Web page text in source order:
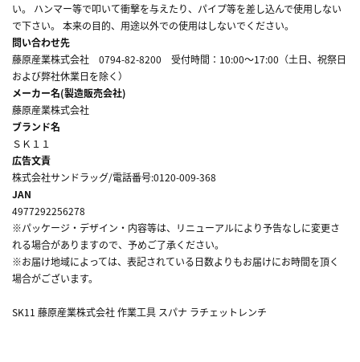
い。 ハンマー等で叩いて衝撃を与えたり、パイプ等を差し込んで使用しない
で下さい。 本来の目的、用途以外での使用はしないでください。
問い合わせ先
藤原産業株式会社 0794-82-8200 受付時間：10:00～17:00（土日、祝祭日
および弊社休業日を除く）
メーカー名(製造販売会社)
藤原産業株式会社
ブランド名
ＳＫ１１
広告文責
株式会社サンドラッグ/電話番号:0120-009-368
JAN
4977292256278
※パッケージ・デザイン・内容等は、リニューアルにより予告なしに変更さ
れる場合がありますので、予めご了承ください。
※お届け地域によっては、表記されている日数よりもお届けにお時間を頂く
場合がございます。
SK11 藤原産業株式会社 作業工具 スパナ ラチェットレンチ